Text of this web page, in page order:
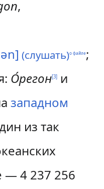
,
(слушать)о файле;
О́регон[3]и
западном
из так
— 4 237 256